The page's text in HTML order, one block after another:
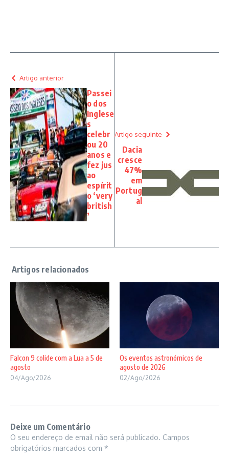
Artigo anterior
Passei
o dos
Inglese
s
celebr
ou 20
anos e
fez jus
ao
espírit
o ‘very
british
’
Artigo seguinte
Dacia
cresce
47%
em
Portug
al
Falcon 9 colide com a Lua a 5 de
agosto
04/Ago/2026
Os eventos astronómicos de
agosto de 2026
02/Ago/2026
Deixe um Comentário
O seu endereço de email não será publicado. Campos
obrigatórios marcados com *